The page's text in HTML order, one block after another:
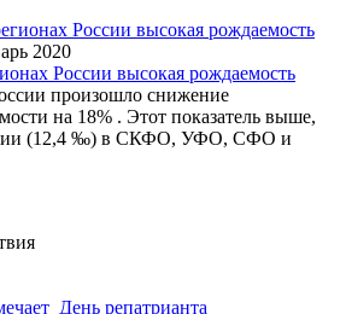
2020
России высокая рождаемость
произошло снижение
на 18% . Этот показатель выше,
(12,4 ‰) в СКФО, УФО, СФО и